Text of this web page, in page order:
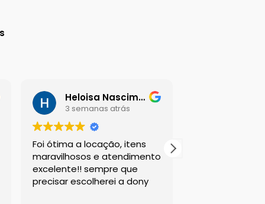
Heloisa Nascimento
3 semanas atrás
Foi ótima a locação, itens
maravilhosos e atendimento
excelente!! sempre que
precisar escolherei a dony